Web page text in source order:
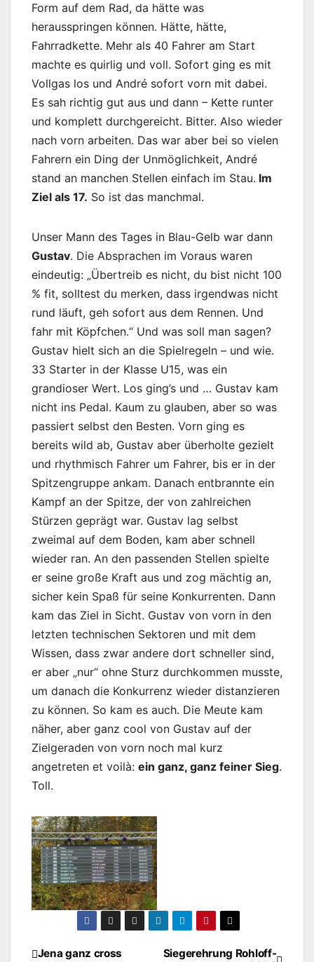
Form auf dem Rad, da hätte was
herausspringen können. Hätte, hätte,
Fahrradkette. Mehr als 40 Fahrer am Start
machte es quirlig und voll. Sofort ging es mit
Vollgas los und André sofort vorn mit dabei.
Es sah richtig gut aus und dann – Kette runter
und komplett durchgereicht. Bitter. Also wieder
nach vorn arbeiten. Das war aber bei so vielen
Fahrern ein Ding der Unmöglichkeit, André
stand an manchen Stellen einfach im Stau. Im
Ziel als 17. So ist das manchmal.
Unser Mann des Tages in Blau-Gelb war dann
Gustav. Die Absprachen im Voraus waren
eindeutig: „Übertreib es nicht, du bist nicht 100
% fit, solltest du merken, dass irgendwas nicht
rund läuft, geh sofort aus dem Rennen. Und
fahr mit Köpfchen.“ Und was soll man sagen?
Gustav hielt sich an die Spielregeln – und wie.
33 Starter in der Klasse U15, was ein
grandioser Wert. Los ging’s und … Gustav kam
nicht ins Pedal. Kaum zu glauben, aber so was
passiert selbst den Besten. Vorn ging es
bereits wild ab, Gustav aber überholte gezielt
und rhythmisch Fahrer um Fahrer, bis er in der
Spitzengruppe ankam. Danach entbrannte ein
Kampf an der Spitze, der von zahlreichen
Stürzen geprägt war. Gustav lag selbst
zweimal auf dem Boden, kam aber schnell
wieder ran. An den passenden Stellen spielte
er seine große Kraft aus und zog mächtig an,
sicher kein Spaß für seine Konkurrenten. Dann
kam das Ziel in Sicht. Gustav von vorn in den
letzten technischen Sektoren und mit dem
Wissen, dass zwar andere dort schneller sind,
er aber „nur“ ohne Sturz durchkommen musste,
um danach die Konkurrenz wieder distanzieren
zu können. So kam es auch. Die Meute kam
näher, aber ganz cool von Gustav auf der
Zielgeraden von vorn noch mal kurz
angetreten et voilà: ein ganz, ganz feiner Sieg.
Toll.
Siegerehrung Rohloff-
Jena ganz cross